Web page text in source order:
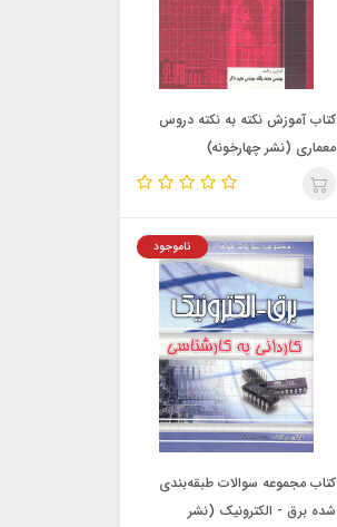
کتاب آموزش نکته به نکته دروس
معماری (نشر چهارخونه)
ناموجود
کتاب مجموعه سوالات طبقه‌بندی
شده برق - الکترونیک (نشر